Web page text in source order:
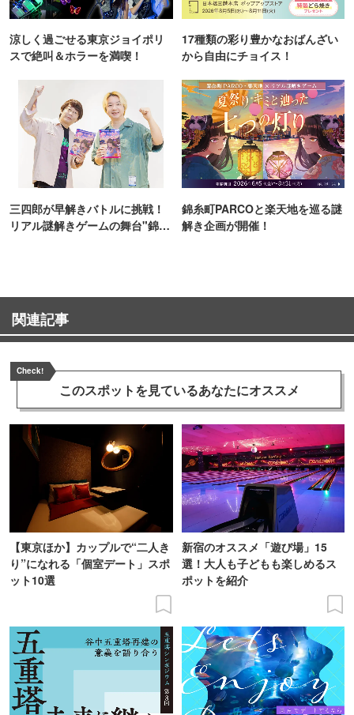
止します。
・爆竹、花火等、他人に危険を及ぼす行為は禁止します。
・勝手に、穴、溝などを掘らないで下さい。
・その他、公園条例等に基づく管理所の指示に従ってくだ
さい。
※予約状況については各施設へお問い合わせください。
涼しく過ごせる東京ジョイポリ
スで絶叫＆ホラーを満喫！
17種類の彩り豊かなおばんざい
から自由にチョイス！
三四郎が早解きバトルに挑戦！
リアル謎解きゲームの舞台"錦糸
錦糸町PARCOと楽天地を巡る謎
解き企画が開催！
関連記事
Check!
このスポットを見ているあなたにオススメ
【東京ほか】カップルで“二人き
り”になれる「個室デート」スポ
ット10選
新宿のオススメ「遊び場」15
選！大人も子どもも楽しめるス
ポットを紹介